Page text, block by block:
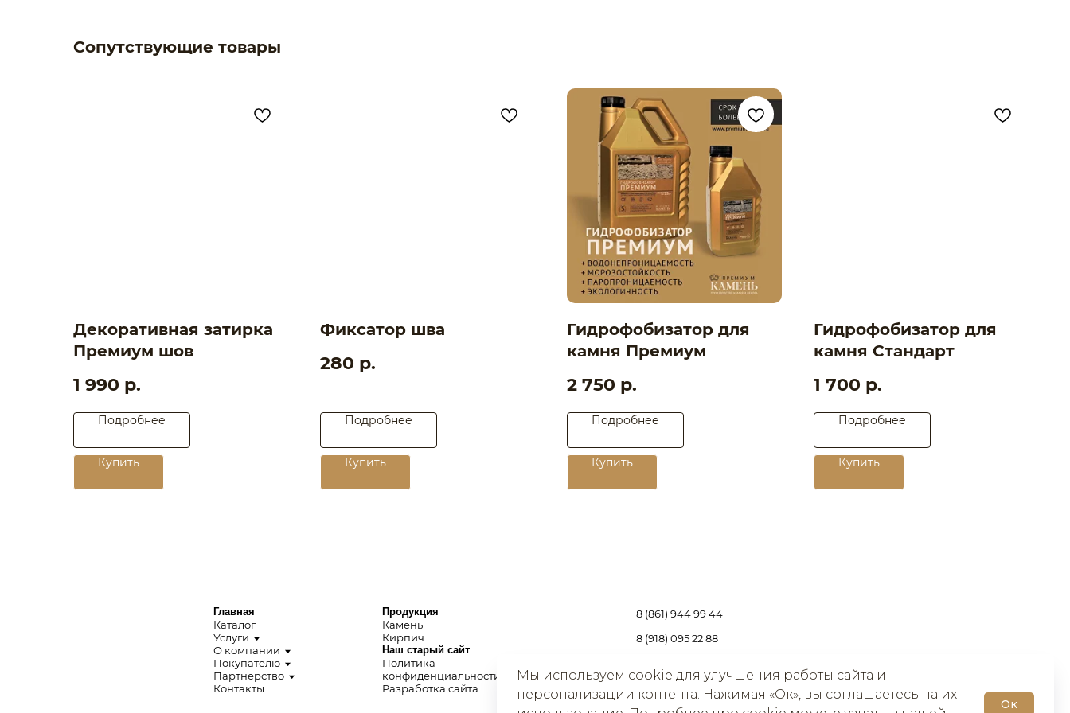
Мы используем cookie для улучшения работы сайта и
персонализации контента. Нажимая «Ок», вы соглашаетесь на их
Ок
Сопутствующие товары
Декоративная затирка
Премиум шов
1 990 р.
Подробнее
Купить
Фиксатор шва
280 р.
Подробнее
Купить
Гидрофобизатор для
камня Премиум
2 750 р.
Подробнее
Купить
Гидрофобизатор для
камня Стандарт
1 700 р.
Подробнее
Купить
Кирпич
Наш старый сайт
конфиденциальности
Каталог
8 (918) 095 22 88
Заказать звонок